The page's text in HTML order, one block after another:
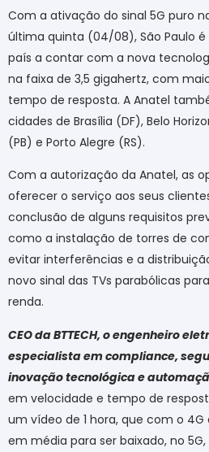
Com a ativação do sinal 5G puro
última quinta (04/08), São Paulo
país a contar com a nova
na faixa de 3,5 gigahertz, com
tempo de resposta. A Anatel
cidades de Brasília (DF), Belo
(PB) e Porto Alegre (RS).
Com a autorização da Anatel, as
oferecer o serviço aos seus
conclusão de alguns requisitos
como a instalação de torres de
evitar interferências e a
novo sinal das TVs parabólicas
renda.
CEO da BTTECH, o engenheiro
especialista em compliance,
inovação tecnológica e
em velocidade e tempo de
um vídeo de 1 hora, que com o
em média para ser baixado, no